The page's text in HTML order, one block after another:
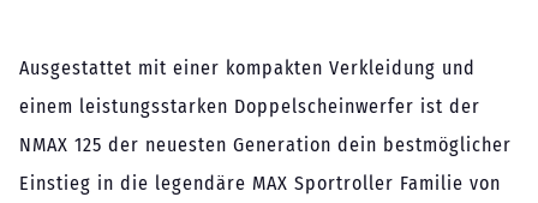
Ausgestattet mit einer kompakten Verkleidung und
einem leistungsstarken Doppelscheinwerfer ist der
NMAX 125 der neuesten Generation dein bestmöglicher
Einstieg in die legendäre MAX Sportroller Familie von